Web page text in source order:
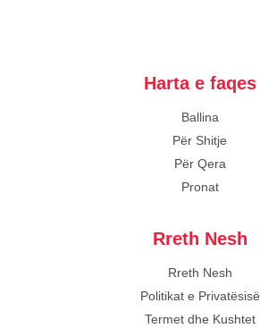
Harta e faqes
Ballina
Për Shitje
Për Qera
Pronat
Rreth Nesh
Rreth Nesh
Politikat e Privatësisë
Termet dhe Kushtet